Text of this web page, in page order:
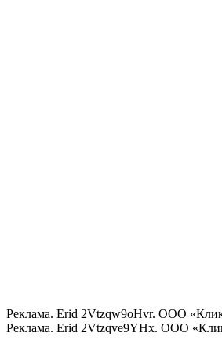
Реклама. Erid 2Vtzqw9oHvr. ООО
Реклама. Erid 2Vtzqve9YHx. ООО